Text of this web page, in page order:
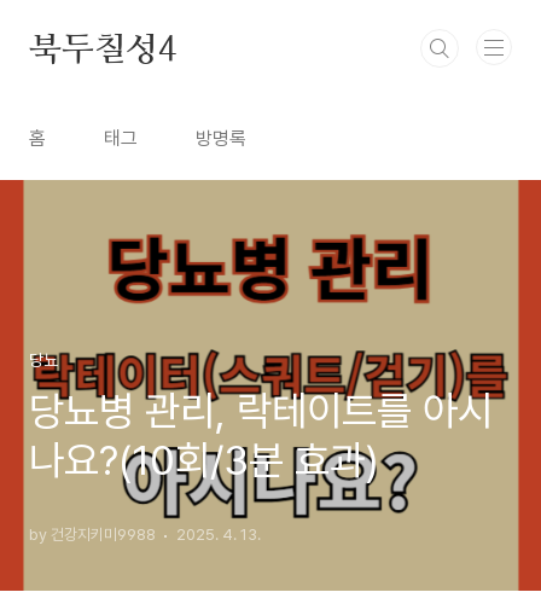
북두칠성4
홈 태그 방명록
당뇨
당뇨병 관리, 락테이트를 아시
나요?(10회/3분 효과)
by 건강지키미9988 2025. 4. 13.